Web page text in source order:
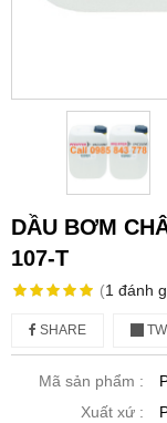
DẦU BƠM
107-T
(1 đánh
SHARE
Mã sản phẩm :
Xuất xứ :